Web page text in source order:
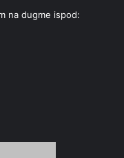
na dugme ispod: